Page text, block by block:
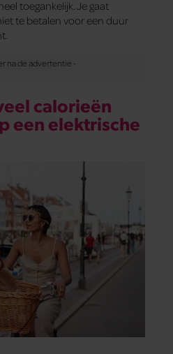
toegankelijk. Je gaat
te betalen voor een duur
calorieën
een elektrische